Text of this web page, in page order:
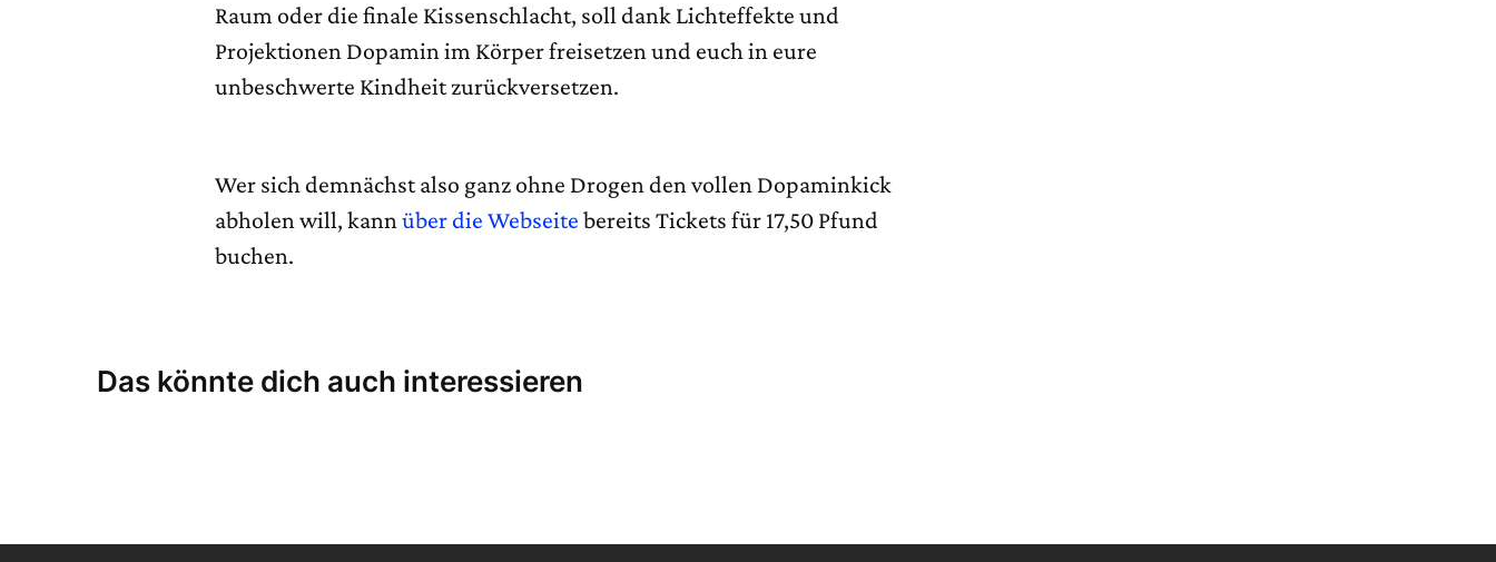
Raum oder die finale Kissenschlacht, soll dank Lichteffekte und
Projektionen Dopamin im Körper freisetzen und euch in eure
unbeschwerte Kindheit zurückversetzen.
Wer sich demnächst also ganz ohne Drogen den vollen Dopaminkick
abholen will, kannüber die Webseite bereits Tickets für 17,50 Pfund
buchen.
Das könnte dich auch interessieren